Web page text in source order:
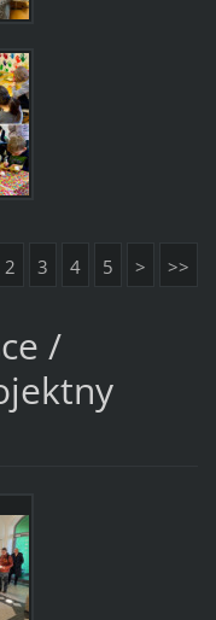
2 3 4 5 > >>
/